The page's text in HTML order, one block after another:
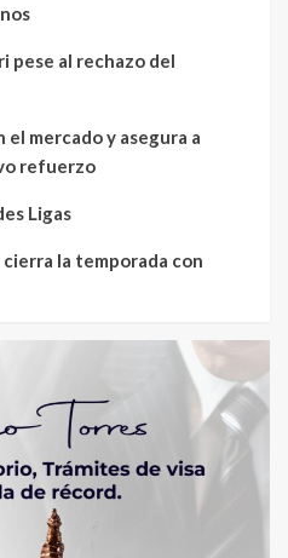
pese al rechazo del
mercado y asegura a
refuerzo
Ligas
la temporada con